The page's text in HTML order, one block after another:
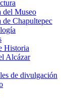
del Museo
de Chapultepec
Historia
Alcázar
de divulgación